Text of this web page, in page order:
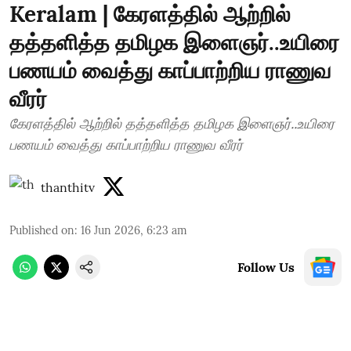
Keralam | கேரளத்தில் ஆற்றில்
தத்தளித்த தமிழக இளைஞர்..உயிரை
பணயம் வைத்து காப்பாற்றிய ராணுவ
வீரர்
கேரளத்தில் ஆற்றில் தத்தளித்த தமிழக இளைஞர்..உயிரை
பணயம் வைத்து காப்பாற்றிய ராணுவ வீரர்
thanthitv
Published on: 16 Jun 2026, 6:23 am
Follow Us